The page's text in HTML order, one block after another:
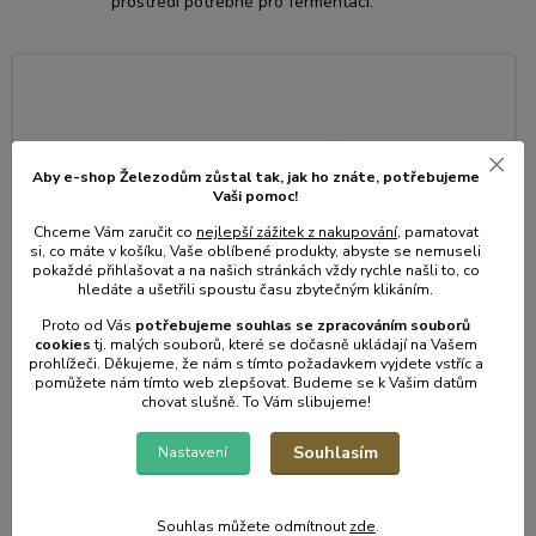
8 hodnocení
Těžítko 30l, 40l zeláku, d24,5cm, 1,8kg glaz.keramika
Aby e-shop Železodům zůstal tak, jak ho znáte, potřebujeme
Vaši pomoc!
Chceme Vám zaručit co nejlepší zážitek z nakupování, pamatovat
si, co máte v košíku, Vaše oblíbené produkty, abyste se nemuseli
pokaždé přihlašovat a na našich stránkách vždy rychle našli to, co
hledáte a ušetřili spoustu času zbytečným klikáním.
Proto od Vás potřebujeme souhlas se zpracováním souborů
cookiestj. malých souborů, které se dočasně ukládají na Vašem
prohlížeči. Děkujeme, že nám s tímto požadavkem vyjdete vstříc a
pomůžete nám tímto web zlepšovat. Budeme se k Vašim datům
chovat slušně. To Vám slibujeme!
Nastavení Souhlasím
Souhlas můžete odmítnout zde.